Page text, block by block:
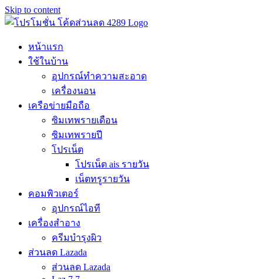
Skip to content
หน้าแรก
ใช้ในบ้าน
อุปกรณ์ทำความสะอาด
เครื่องนอน
เครือข่ายมือถือ
ซิมเทพรายเดือน
ซิมเทพรายปี
โปรเน็ต
โปรเน็ต ais รายวัน
เน็ตทรูรายวัน
คอมพิวเตอร์
อุปกรณ์ไอที
เครื่องสำอาง
ครีมบำรุงผิว
ส่วนลด Lazada
ส่วนลด Lazada